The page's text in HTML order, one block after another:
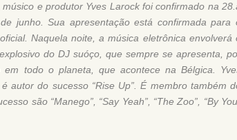
e produtor Yves Larock foi confirmado na
junho. Sua apresentação está confirmada para
Naquela noite, a música eletrônica envolverá
do DJ suóço, que sempre se apresenta,
todo o planeta, que acontece na Bélgica.
autor do sucesso “Rise Up”. É membro também
são “Manego”, “Say Yeah”, “The Zoo”, “By